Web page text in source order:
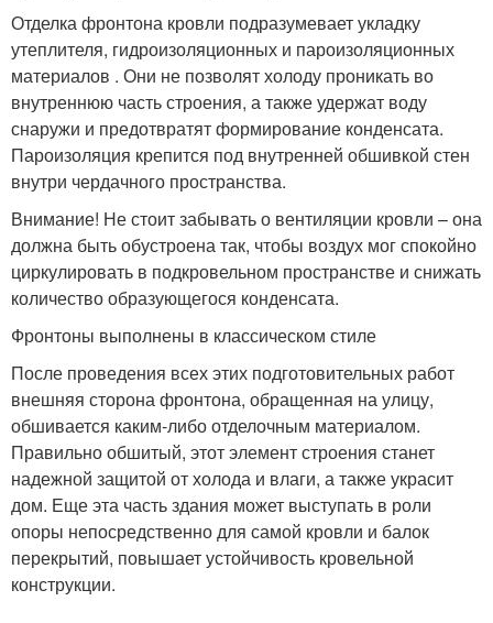
Отделка фронтона кровли подразумевает укладку
утеплителя, гидроизоляционных и пароизоляционных
материалов . Они не позволят холоду проникать во
внутреннюю часть строения, а также удержат воду
снаружи и предотвратят формирование конденсата.
Пароизоляция крепится под внутренней обшивкой стен
внутри чердачного пространства.
Внимание! Не стоит забывать о вентиляции кровли – она
должна быть обустроена так, чтобы воздух мог спокойно
циркулировать в подкровельном пространстве и снижать
количество образующегося конденсата.
Фронтоны выполнены в классическом стиле
После проведения всех этих подготовительных работ
внешняя сторона фронтона, обращенная на улицу,
обшивается каким-либо отделочным материалом.
Правильно обшитый, этот элемент строения станет
надежной защитой от холода и влаги, а также украсит
дом. Еще эта часть здания может выступать в роли
опоры непосредственно для самой кровли и балок
перекрытий, повышает устойчивость кровельной
конструкции.